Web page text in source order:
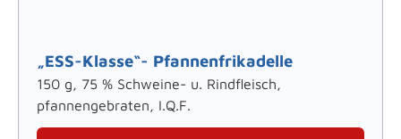
„ESS-Klasse“- Pfannenfrikadelle
150 g, 75 % Schweine- u. Rindfleisch,
pfannengebraten, I.Q.F.